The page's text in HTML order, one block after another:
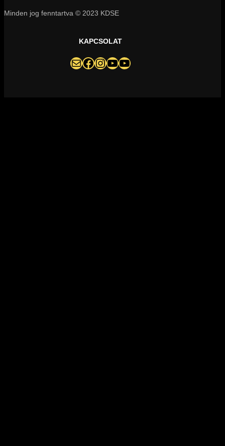
Minden jog fenntartva © 2023 KDSE
KAPCSOLAT
darazsak@darazsak.hu @kobanyaidarazsak @darazsak Kőbányai Darazsak csatorna Darazsak Online Basketball csatorna